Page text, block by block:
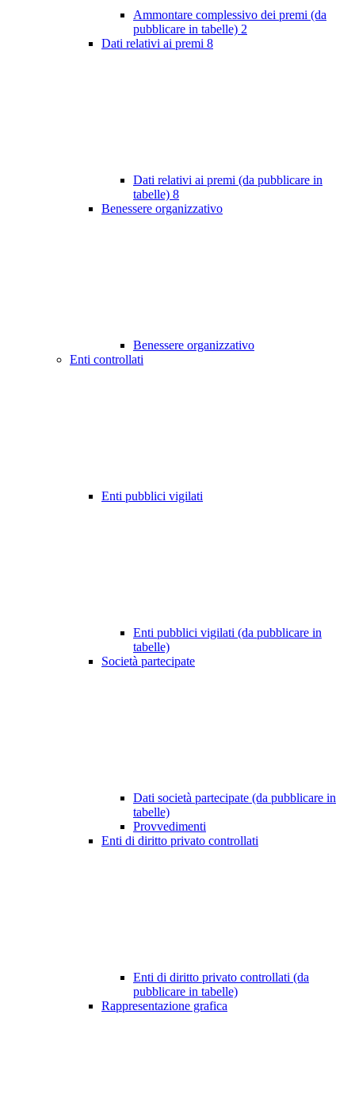
Ammontare complessivo dei premi (da
pubblicare in tabelle) 2
Dati relativi ai premi 8
Dati relativi ai premi (da pubblicare in
tabelle) 8
Benessere organizzativo
Benessere organizzativo
Enti controllati
Enti pubblici vigilati
Enti pubblici vigilati (da pubblicare in
tabelle)
Società partecipate
Dati società partecipate (da pubblicare in
tabelle)
Provvedimenti
Enti di diritto privato controllati
Enti di diritto privato controllati (da
pubblicare in tabelle)
Rappresentazione grafica